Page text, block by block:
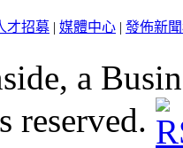
才招募 | 媒體中心 | 發佈新
a
reserved.